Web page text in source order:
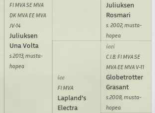
FI MVA SE MVA
DK MVA EE MVA
JV-14
Juliuksen
Una Volta
s.2013, musta-
hopea
Juliuksen
Rosmari
s. 2002, musta-
hopea
FI MVA
Lapland’s
Electra
C.I.B. FI MVA SE
MVA EE MVA V-11
Globetrotter
Grasant
s.2008, musta-
hopea